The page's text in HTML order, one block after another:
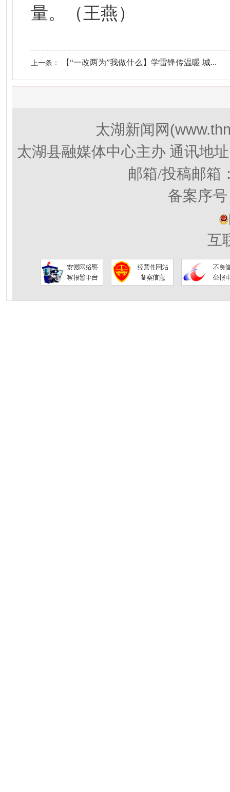
量。（王燕）
上一条： 【“一改两为”我做什么】学雷锋传温暖 城...
太湖新闻网
太湖县融媒体中心主办 通讯地
邮箱/投稿邮箱
备案序
互